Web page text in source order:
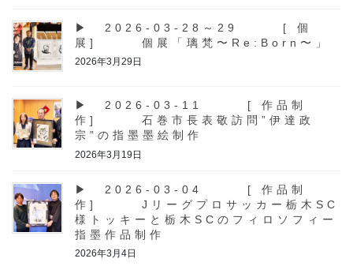
▶ 2026-03-28～29 [ 個
展] 個展「璃梵〜Re:Born〜」
2026年3月29日
▶ 2026-03-11 [ 作品制
作] 石巻市長表敬訪問”伊達政
宗”の指墨墨絵制作
2026年3月19日
▶ 2026-03-04 [ 作品制
作] Jリーグプロサッカー栃木SC
様トッキーと栃木SCのフィロソフィー
指墨作品制作
2026年3月4日